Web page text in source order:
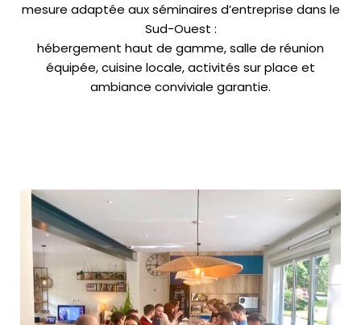
mesure adaptée aux séminaires d’entreprise dans le
Sud-Ouest :
hébergement haut de gamme, salle de réunion
équipée, cuisine locale, activités sur place et
ambiance conviviale garantie.